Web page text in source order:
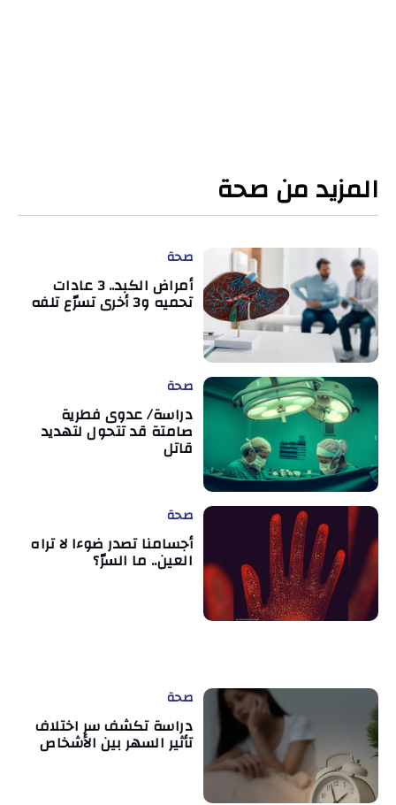
المزيد من صحة
صحة
أمراض الكبد.. 3 عادات
تحميه و3 أخرى تسرّع تلفه
صحة
دراسة/ عدوى فطرية
صامتة قد تتحول لتهديد
قاتل
صحة
أجسامنا تصدر ضوءا لا تراه
العين.. ما السرّ؟
صحة
دراسة تكشف سر اختلاف
تأثير السهر بين الأشخاص